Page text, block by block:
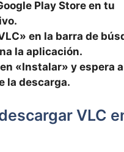
Play Store en tu
en la barra de
la aplicación.
«Instalar» y espera
la descarga.
VLC